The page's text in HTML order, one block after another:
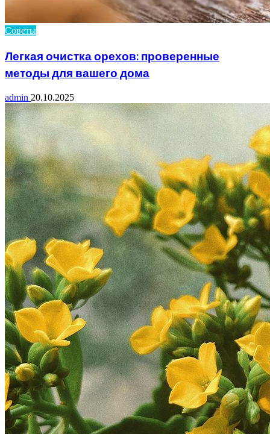
Советы
Легкая очистка орехов: проверенные
методы для вашего дома
admin 20.10.2025